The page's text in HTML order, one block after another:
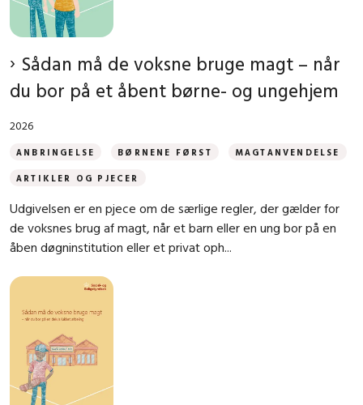
Sådan må de voksne bruge magt – når
du bor på et åbent børne- og ungehjem
2026
ANBRINGELSE BØRNENE FØRST MAGTANVENDELSE
ARTIKLER OG PJECER
Udgivelsen er en pjece om de særlige regler, der gælder for
de voksnes brug af magt, når et barn eller en ung bor på en
åben døgninstitution eller et privat oph...